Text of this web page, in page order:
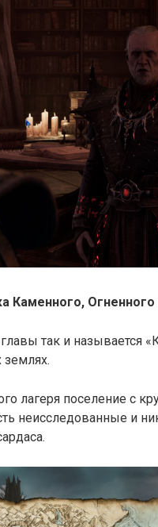
Каменного,
так и называется
землях.
лагеря поселение с
неисследованные и